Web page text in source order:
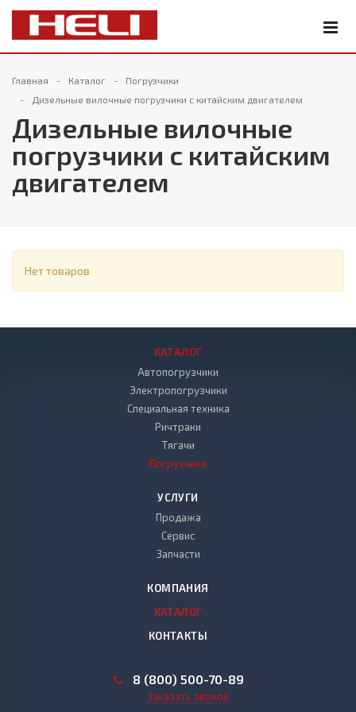
Главная Каталог
Погрузчики
Дизельные вилочные погрузчики с китайским двигателем
Дизельные вилочные
погрузчики с китайским
двигателем
Нет товаров
КАТАЛОГ
Автопогрузчики
Электропогрузчики
Специальная техника
Ричтраки
Тягачи
Погрузчики
УСЛУГИ
Продажа
Сервис
Запчасти
КОМПАНИЯ
КАТАЛОГ
КОНТАКТЫ
8 (800) 500-70-89
Заказать звонок